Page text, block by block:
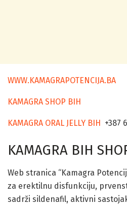
WWW.KAMAGRAPOTENCIJA.BA
KAMAGRA SHOP BIH
KAMAGRA ORAL JELLY BIH +387
KAMAGRA BIH
Web stranica “Kamagra
za erektilnu disfunkciju,
sadrži sildenafil, aktivni